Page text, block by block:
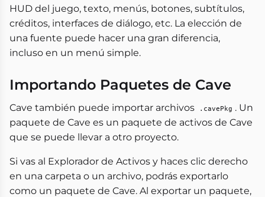
HUD del juego, texto, menús, botones, subtítulos,
créditos, interfaces de diálogo, etc. La elección de
una fuente puede hacer una gran diferencia,
incluso en un menú simple.
Importando Paquetes de Cave
Cave también puede importar archivos .cavePkg . Un
paquete de Cave es un paquete de activos de Cave
que se puede llevar a otro proyecto.
Si vas al Explorador de Activos y haces clic derecho
en una carpeta o un archivo, podrás exportarlo
como un paquete de Cave. Al exportar un paquete,